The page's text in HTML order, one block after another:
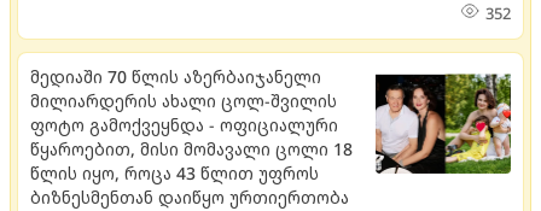
352
მედიაში 70 წლის აზერბაიჯანელი
მილიარდერის ახალი ცოლ-შვილის
ფოტო გამოქვეყნდა - ოფიციალური
წყაროებით, მისი მომავალი ცოლი 18
წლის იყო, როცა 43 წლით უფროს
ბიზნესმენთან დაიწყო ურთიერთობა